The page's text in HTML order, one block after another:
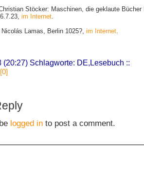
Stöcker: Maschinen, die geklaute Bücher
im Internet.
Lamas, Berlin 1025?, im Internet.
(20:27) Schlagworte: DE, Lesebuch ::
logged in to post a comment.